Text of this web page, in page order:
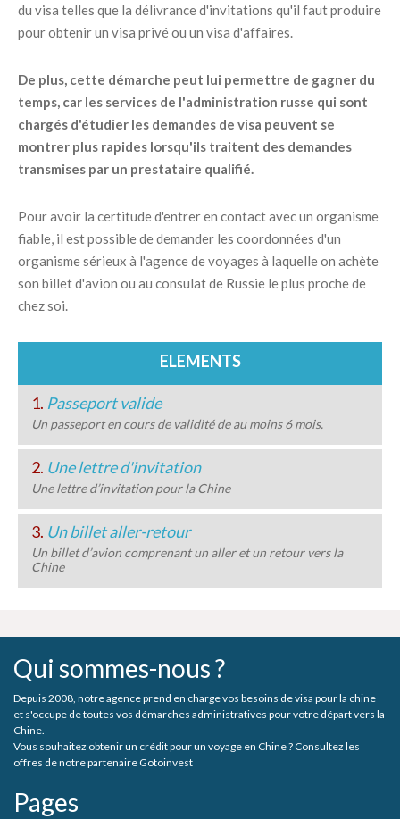
du visa telles que la délivrance d'invitations qu'il faut produire
pour obtenir un visa privé ou un visa d'affaires.
De plus, cette démarche peut lui permettre de gagner du
temps, car les services de l'administration russe qui sont
chargés d'étudier les demandes de visa peuvent se
montrer plus rapides lorsqu'ils traitent des demandes
transmises par un prestataire qualifié.
Pour avoir la certitude d'entrer en contact avec un organisme
fiable, il est possible de demander les coordonnées d'un
organisme sérieux à l'agence de voyages à laquelle on achète
son billet d'avion ou au consulat de Russie le plus proche de
chez soi.
ELEMENTS
1. Passeport valide
Un passeport en cours de validité de au moins 6 mois.
2. Une lettre d'invitation
Une lettre d’invitation pour la Chine
3. Un billet aller-retour
Un billet d’avion comprenant un aller et un retour vers la
Chine
Qui sommes-nous ?
Depuis 2008, notre agence prend en charge vos besoins de visa pour la chine
et s'occupe de toutes vos démarches administratives pour votre départ vers la
Chine.
Vous souhaitez obtenir un crédit pour un voyage en Chine ? Consultez les
offres de notre partenaire Gotoinvest
Pages